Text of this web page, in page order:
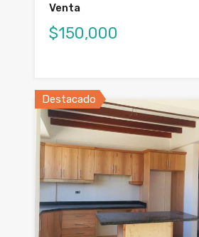
Venta
$150,000
Destacado